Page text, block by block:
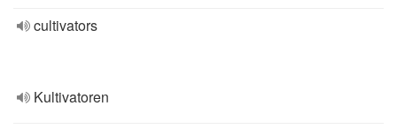
cultivators
Kultivatoren